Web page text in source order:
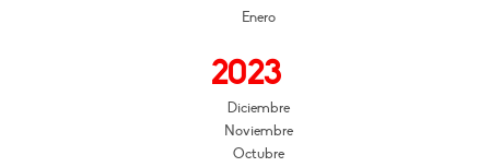
Enero
2023
Diciembre
Noviembre
Octubre